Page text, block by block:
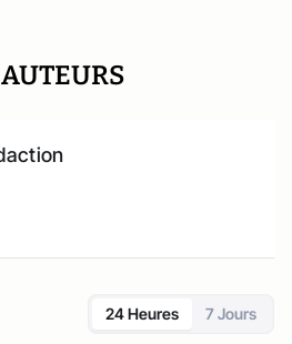
24 Heures 7 Jours